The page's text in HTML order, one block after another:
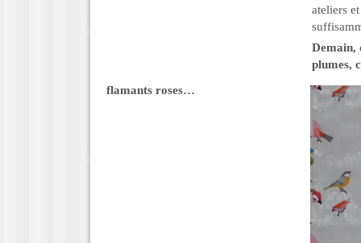
ateliers
Demain,
plumes,
flamants roses…